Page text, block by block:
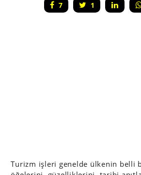
7 1
Turizm işleri genelde ülkenin belli